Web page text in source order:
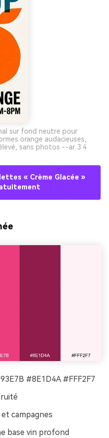
sur fond neutre pour
orange audacieuses,
sans photos --ar 3:4
« Crème Glacée »
#8E1D4A #FFF2F7
campagnes
base vin profond